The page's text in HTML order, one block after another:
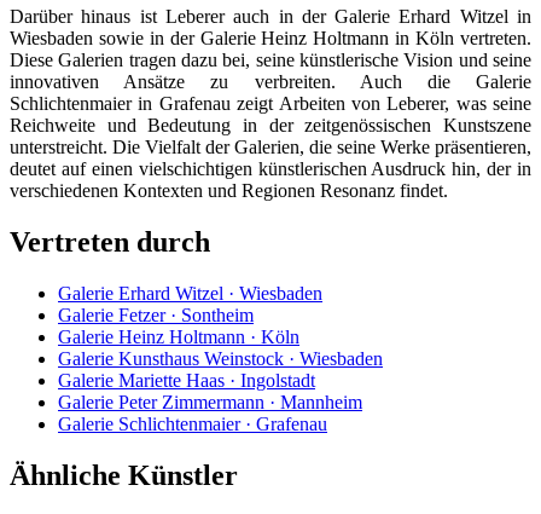
Darüber hinaus ist Leberer auch in der Galerie Erhard Witzel in
Wiesbaden sowie in der Galerie Heinz Holtmann in Köln vertreten.
Diese Galerien tragen dazu bei, seine künstlerische Vision und seine
innovativen Ansätze zu verbreiten. Auch die Galerie
Schlichtenmaier in Grafenau zeigt Arbeiten von Leberer, was seine
Reichweite und Bedeutung in der zeitgenössischen Kunstszene
unterstreicht. Die Vielfalt der Galerien, die seine Werke präsentieren,
deutet auf einen vielschichtigen künstlerischen Ausdruck hin, der in
verschiedenen Kontexten und Regionen Resonanz findet.
Vertreten durch
Galerie Erhard Witzel · Wiesbaden
Galerie Fetzer · Sontheim
Galerie Heinz Holtmann · Köln
Galerie Kunsthaus Weinstock · Wiesbaden
Galerie Mariette Haas · Ingolstadt
Galerie Peter Zimmermann · Mannheim
Galerie Schlichtenmaier · Grafenau
Ähnliche Künstler